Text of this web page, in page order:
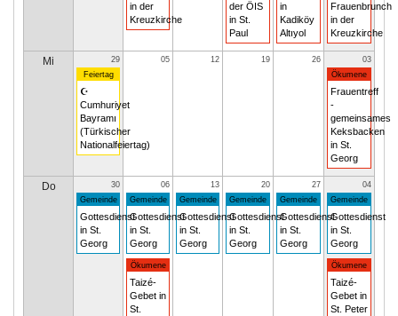
in der
Kreuzkirche
der ÖIS
in St.
Paul
in
Kadiköy
Altıyol
Frauenbrunch
in der
Kreuzkirche
Mi
29
Feiertag
☪
Cumhuriyet
Bayramı
(Türkischer
Nationalfeiertag)
05 12 19 26
03
Ökumene
Frauentreff
-
gemeinsames
Keksbacken
in St.
Georg
Do
30
Gemeinde
Gottesdienst
in St.
Georg
06
Gemeinde
Gottesdienst
in St.
Georg
Ökumene
Taizé-
Gebet in
St.
13
Gemeinde
Gottesdienst
in St.
Georg
20
Gemeinde
Gottesdienst
in St.
Georg
27
Gemeinde
Gottesdienst
in St.
Georg
04
Gemeinde
Gottesdienst
in St.
Georg
Ökumene
Taizé-
Gebet in
St. Peter